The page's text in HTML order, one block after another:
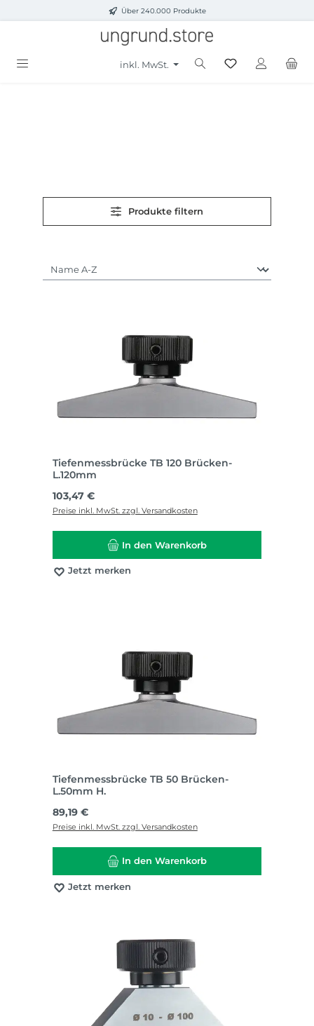
Zum Hauptinhalt springenÜber 240.000 Produkte
inkl. MwSt.
Produkte filtern
Tiefenmessbrücke TB 120 Brücken-
L.120mm
Regulärer Preis:
103,47 €
Preise inkl. MwSt. zzgl. Versandkosten
In den Warenkorb
Jetzt merken
Tiefenmessbrücke TB 50 Brücken-
L.50mm H.
Regulärer Preis:
89,19 €
Preise inkl. MwSt. zzgl. Versandkosten
In den Warenkorb
Jetzt merken